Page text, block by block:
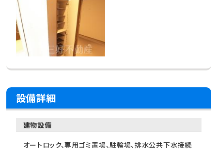
設備詳細
建物設備
オートロック、専用ゴミ置場、駐輪場、排水公共下水接続